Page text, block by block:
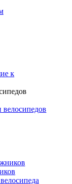
к
велосипедов